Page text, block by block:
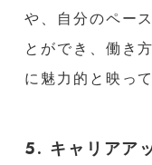
や、自分のペー
とができ、働き
に魅力的と映っ
5. キャリアア